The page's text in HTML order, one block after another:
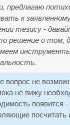
предлагаю
к
тезису -
решение о том,
вопрос не
не вижу
появится
посчитать